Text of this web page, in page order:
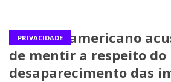
PRIVACIDADE
Governo americano
de mentir a respeito do
desaparecimento das